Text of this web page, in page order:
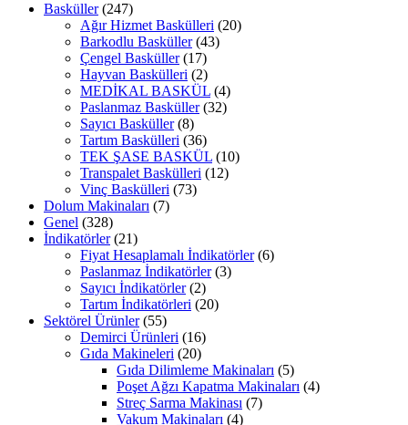
Basküller (247)
Ağır Hizmet Baskülleri (20)
Barkodlu Basküller (43)
Çengel Basküller (17)
Hayvan Baskülleri (2)
MEDİKAL BASKÜL (4)
Paslanmaz Basküller (32)
Sayıcı Basküller (8)
Tartım Baskülleri (36)
TEK ŞASE BASKÜL (10)
Transpalet Baskülleri (12)
Vinç Baskülleri (73)
Dolum Makinaları (7)
Genel (328)
İndikatörler (21)
Fiyat Hesaplamalı İndikatörler (6)
Paslanmaz İndikatörler (3)
Sayıcı İndikatörler (2)
Tartım İndikatörleri (20)
Sektörel Ürünler (55)
Demirci Ürünleri (16)
Gıda Makineleri (20)
Gıda Dilimleme Makinaları (5)
Poşet Ağzı Kapatma Makinaları (4)
Streç Sarma Makinası (7)
Vakum Makinaları (4)